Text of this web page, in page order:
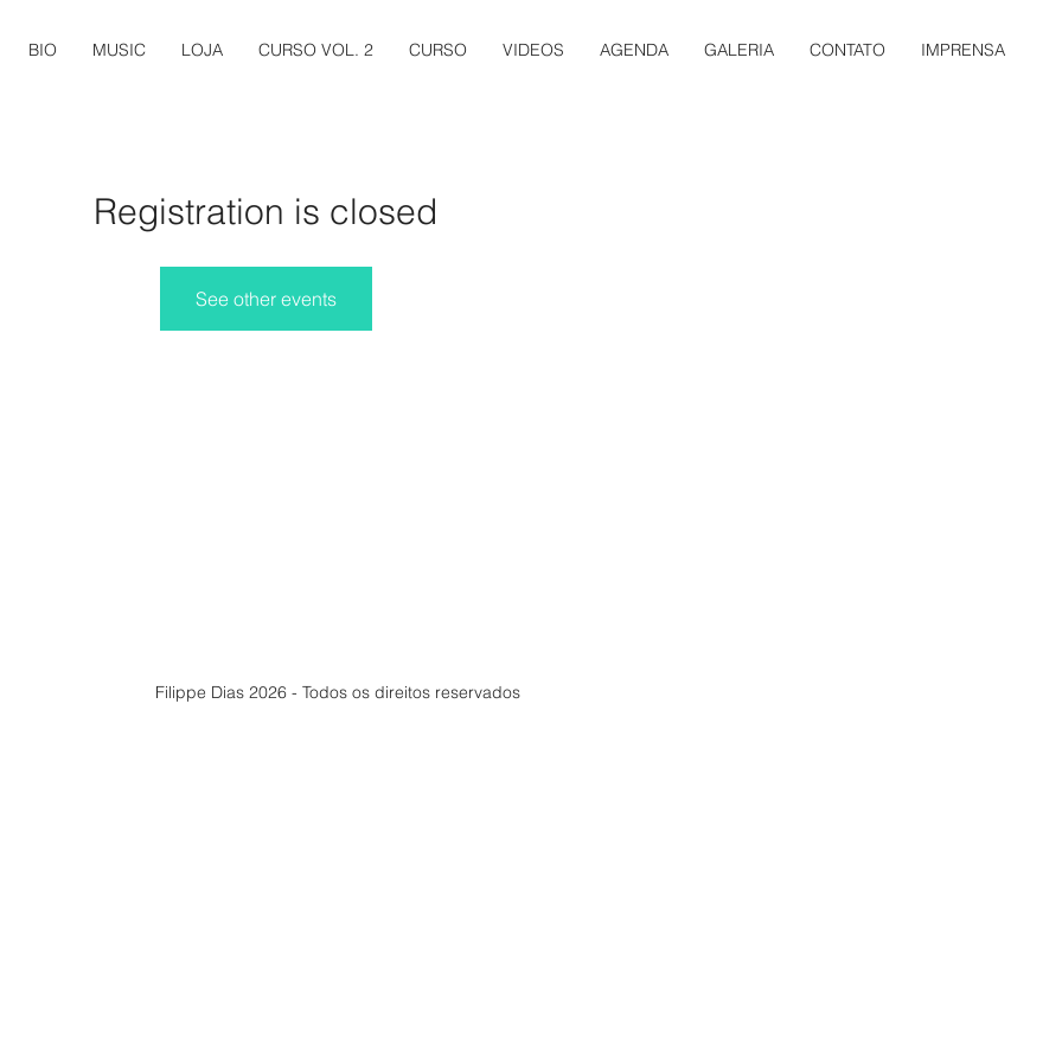
BIO MUSIC LOJA CURSO VOL. 2 CURSO VIDEOS AGENDA GALERIA CONTATO IMPRENSA
Registration is closed
See other events
Filippe Dias 2026 - Todos os direitos reservados